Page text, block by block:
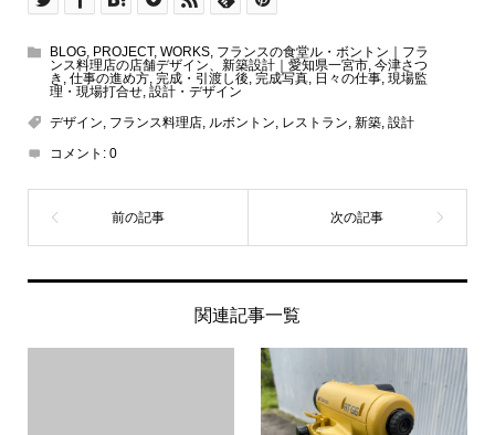
BLOG, PROJECT, WORKS, フランスの食堂ル・ボントン｜フラ
ンス料理店の店舗デザイン、新築設計｜愛知県一宮市, 今津さつ
き 仕事の進め方, 完成・引渡し後 完成写真, 日々の仕事, 現場監
理・現場打合せ, 設計・デザイン
デザイン フランス料理店, ルボントン レストラン 新築, 設計
コメント: 0
関連記事一覧